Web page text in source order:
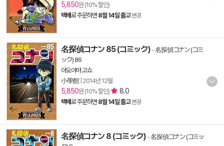
5,850원 (10% 할인)
택배로 주문하면 8월 14일 출고 변경
名探偵コナン 85 (コミック) -名探偵コナン (コミ
ック) 86
아오야마 고쇼
小學館| 2014년 12월
5,850원 (10% 할인) 8.0
택배로 주문하면 8월 14일 출고 변경
名探偵コナン 8 (コミック) -名探偵コナン (コミッ